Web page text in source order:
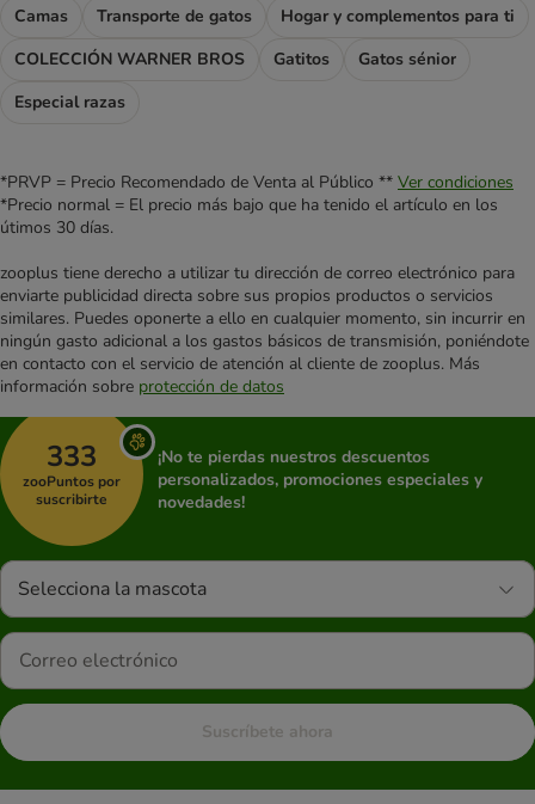
Camas
Transporte de gatos
Hogar y complementos para ti
COLECCIÓN WARNER BROS
Gatitos
Gatos sénior
Especial razas
*PRVP = Precio Recomendado de Venta al Público ** Ver condiciones
*Precio normal = El precio más bajo que ha tenido el artículo en los
útimos 30 días.
zooplus tiene derecho a utilizar tu dirección de correo electrónico para
enviarte publicidad directa sobre sus propios productos o servicios
similares. Puedes oponerte a ello en cualquier momento, sin incurrir en
ningún gasto adicional a los gastos básicos de transmisión, poniéndote
en contacto con el servicio de atención al cliente de zooplus. Más
información sobre protección de datos
333
zooPuntos por
suscribirte
¡No te pierdas nuestros descuentos
personalizados, promociones especiales y
novedades!
Selecciona la mascota
Suscríbete ahora